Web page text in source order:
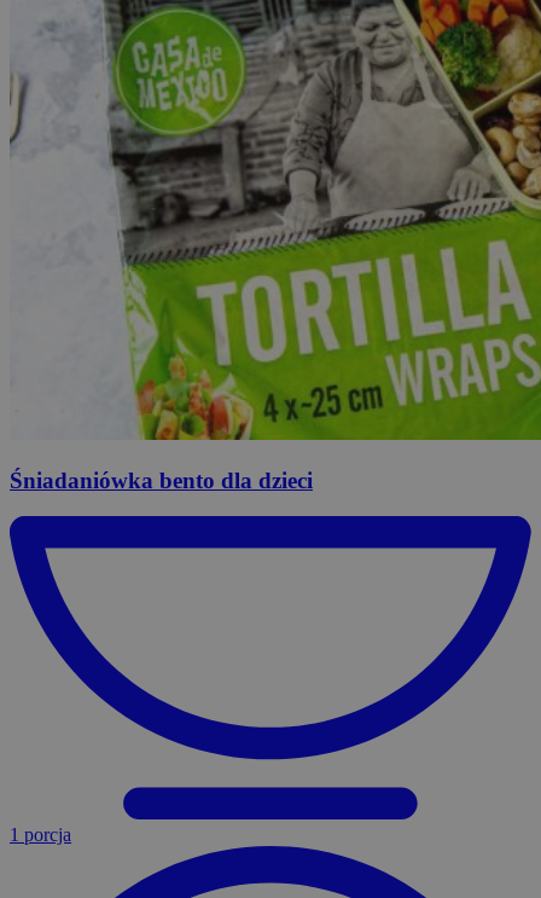
Śniadaniówka bento dla dzieci
1 porcja